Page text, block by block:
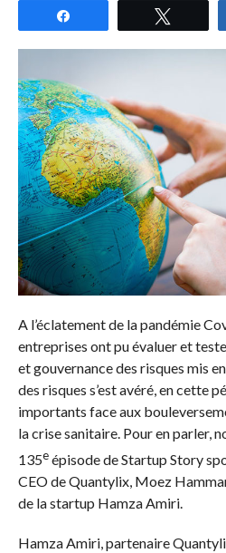
A l’éclatement de la pandémie
entreprises ont pu évaluer et
et gouvernance des risques mis
des risques s’est avéré, en cette
importants face aux
la crise sanitaire. Pour en parler,
135eépisode de Startup Story
CEO de Quantylix, Moez
de la startup Hamza Amiri.
Hamza Amiri, partenaire